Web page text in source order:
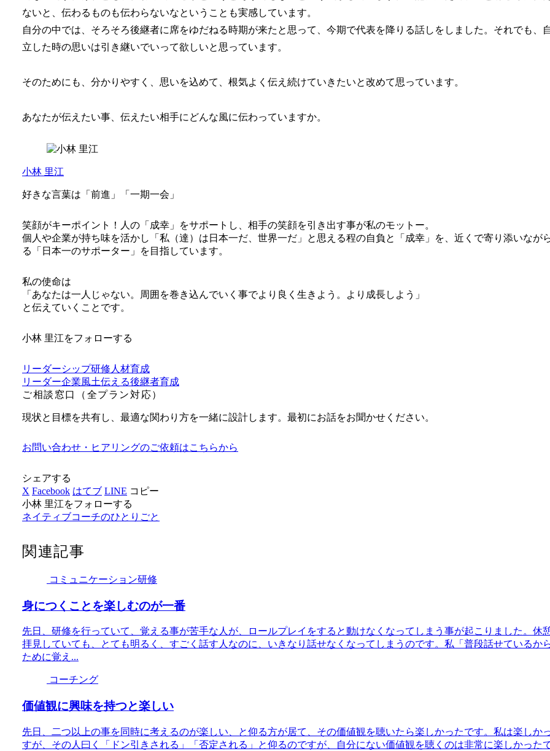
ないと、伝わるものも伝わらないなということも実感しています。
自分の中では、そろそろ後継者に席をゆだねる時期が来たと思って、今期で代表を降りる話しをしました。それでも、
立した時の思いは引き継いでいって欲しいと思っています。
そのためにも、分かりやすく、思いを込めて、根気よく伝え続けていきたいと改めて思っています。
あなたが伝えたい事、伝えたい相手にどんな風に伝わっていますか。
小林 里江
好きな言葉は「前進」「一期一会」
笑顔がキーポイント！人の「成幸」をサポートし、相手の笑顔を引き出す事が私のモットー。
個人や企業が持ち味を活かし「私（達）は日本一だ、世界一だ」と思える程の自負と「成幸」を、近くで寄り添いなが
る「日本一のサポーター」を目指しています。
私の使命は
「あなたは一人じゃない。周囲を巻き込んでいく事でより良く生きよう。より成長しよう」
と伝えていくことです。
小林 里江をフォローする
リーダーシップ研修 人材育成
リーダー企業風土伝える後継者育成
ご相談窓口（全プラン対応）
現状と目標を共有し、最適な関わり方を一緒に設計します。最初にお話をお聞かせください。
お問い合わせ・ヒアリングのご依頼はこちらから
シェアする
X Facebook はてブ LINE コピー
小林 里江をフォローする
ネイティブコーチのひとりごと
関連記事
コミュニケーション研修
身につくことを楽しむのが一番
先日、研修を行っていて、覚える事が苦手な人が、ロールプレイをすると動けなくなってしまう事が起こりました。休
拝見していても、とても明るく、すごく話す人なのに、いきなり話せなくなってしまうのです。私「普段話せているか
ために覚え...
コーチング
価値観に興味を持つと楽しい
先日、二つ以上の事を同時に考えるのが楽しい、と仰る方が居て、その価値観を聴いたら楽しかったです。私は楽しか
すが、その人曰く「ドン引きされる」「否定される」と仰るのですが、自分にない価値観を聴くのは非常に楽しかった